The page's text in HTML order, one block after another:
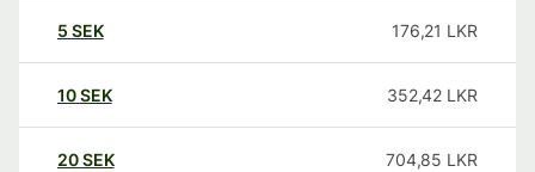
5 SEK 176,21 LKR
10SEK 352,42 LKR
20SEK 704,85 LKR